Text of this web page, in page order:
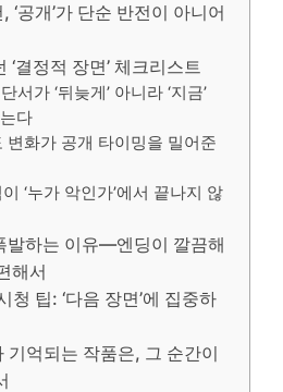
‘공개’가 단순 반전이 아니어
결정적 장면’ 체크리스트
서가 ‘뒤늦게’ 아니라 ‘지금’
다
변화가 공개 타이밍을 밀어준
‘누가 악인가’에서 끝나지 않
발하는 이유—엔딩이 깔끔해
해서
청 팁: ‘다음 장면’에 집중하
기억되는 작품은, 그 순간이